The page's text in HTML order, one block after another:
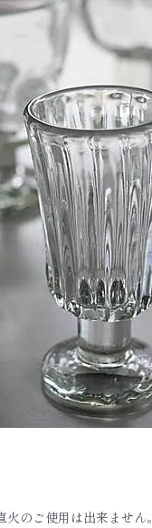
のご使用は出来ません。